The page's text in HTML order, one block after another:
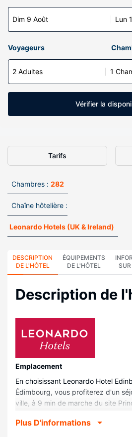
Dim 9 Août Lun
Voyageurs
2 Adultes 1
Vérifier la
Tarifs
Chambres : 282
Chaîne hôtelière :
Leonardo Hotels (UK & Ireland)
DESCRIPTION
DE L'HÔTEL
ÉQUIPEMENTS
DE L'HÔTEL
Description de
Emplacement
En choisissant Leonardo Hotel
Édimbourg, vous profiterez d'un
ville, à 9 min de marche du site
1,3 km de George Street et à 2,2
Plus D'informations